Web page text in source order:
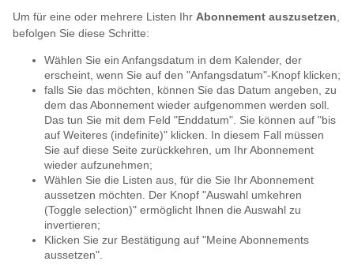
Um für eine oder mehrere Listen Ihr Abonnement auszusetzen,
befolgen Sie diese Schritte:
Wählen Sie ein Anfangsdatum in dem Kalender, der
erscheint, wenn Sie auf den "Anfangsdatum"-Knopf klicken;
falls Sie das möchten, können Sie das Datum angeben, zu
dem das Abonnement wieder aufgenommen werden soll.
Das tun Sie mit dem Feld "Enddatum". Sie können auf "bis
auf Weiteres (indefinite)" klicken. In diesem Fall müssen
Sie auf diese Seite zurückkehren, um Ihr Abonnement
wieder aufzunehmen;
Wählen Sie die Listen aus, für die Sie Ihr Abonnement
aussetzen möchten. Der Knopf "Auswahl umkehren
(Toggle selection)" ermöglicht Ihnen die Auswahl zu
invertieren;
Klicken Sie zur Bestätigung auf "Meine Abonnements
aussetzen".